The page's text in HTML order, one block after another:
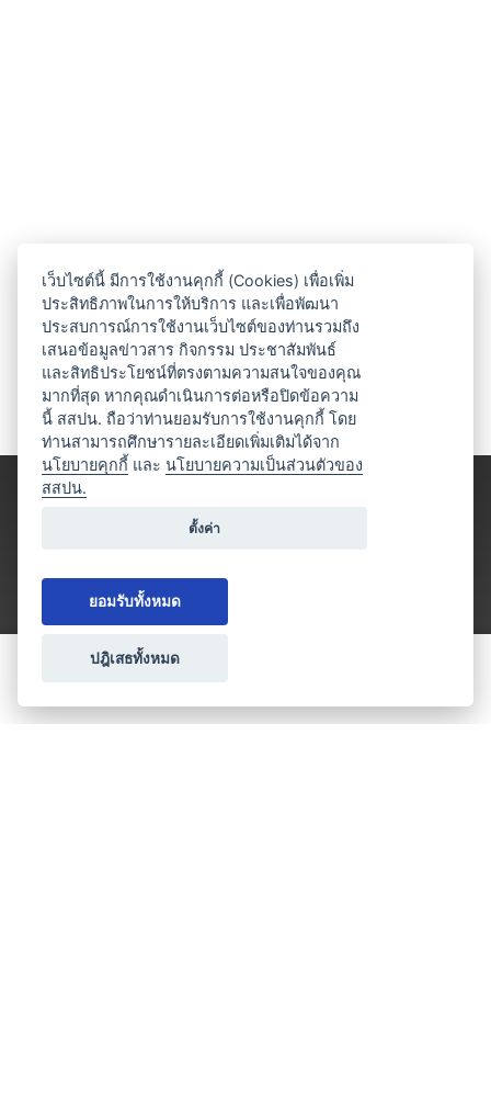
ประเภทธุรกิจไมซ์
เว็บไซต์นี้ มีการใช้งานคุกกี้ (Cookies) เพื่อเพิ่ม
ประสิทธิภาพในการให้บริการ และเพื่อพัฒนา
ประสบการณ์การใช้งานเว็บไซต์ของท่านรวมถึง
เสนอข้อมูลข่าวสาร กิจกรรม ประชาสัมพันธ์
และสิทธิประโยชน์ที่ตรงตามความสนใจของคุณ
มากที่สุด หากคุณดำเนินการต่อหรือปิดข้อความ
นี้ สสปน. ถือว่าท่านยอมรับการใช้งานคุกกี้ โดย
ท่านสามารถศึกษารายละเอียดเพิ่มเติมได้จาก
นโยบายคุกกี้ และนโยบายความเป็นส่วนตัวของ
สสปน.
ตั้งค่า
ยอมรับทั้งหมด
ปฎิเสธทั้งหมด